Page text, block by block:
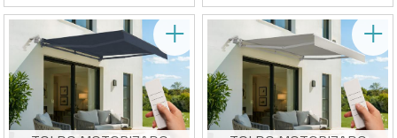
Toldo manual para terraza
Tela Topo de alta calidad
320g/m².
Protección solar UV50+
Fácil de abrir y cerrar
Entrega estimada entre 14/08 y 19/08
Toldo manual para terraza
Tela gris de alta calidad
320g/m²
Protección solar UV50+
Fácil de abrir y cerrar
Entrega estimada entre 14/08 y 19/08